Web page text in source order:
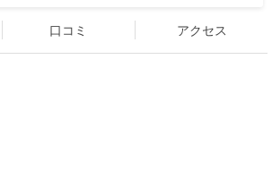
口コミ アクセス